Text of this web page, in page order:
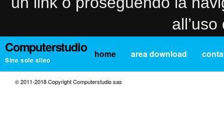
Computerstudio
Sine sole sileo
home area download
© 2011-2018 Copyright Computerstudio sas